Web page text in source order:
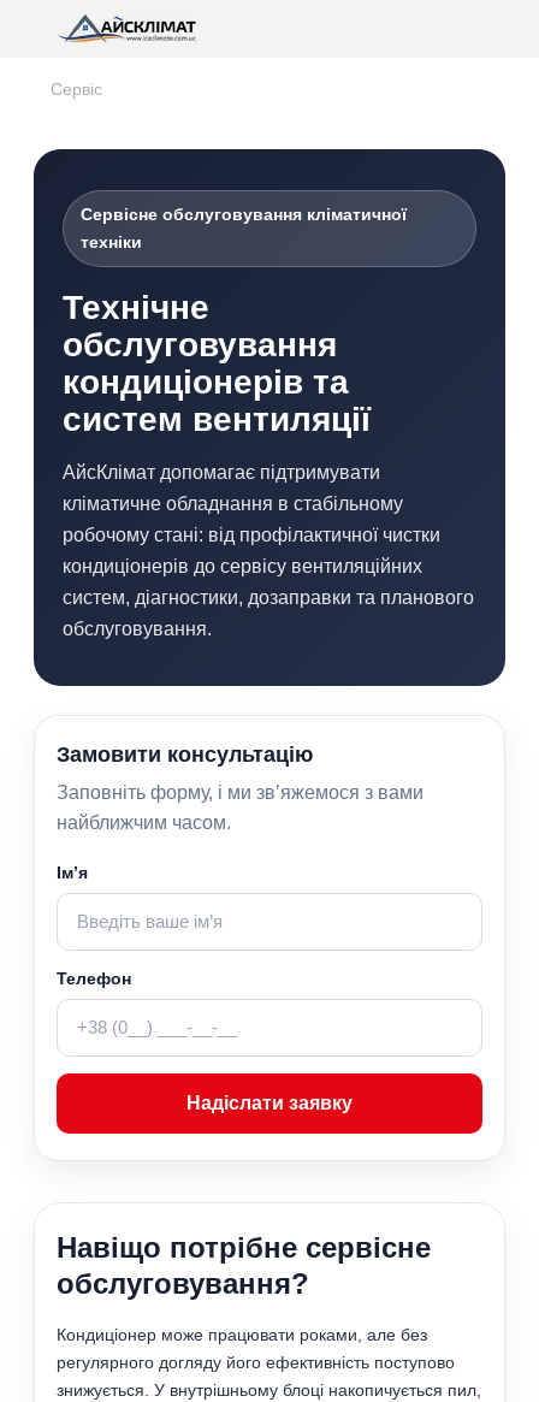
Сервіс
Сервісне обслуговування кліматичної
техніки
Технічне
обслуговування
кондиціонерів та
систем вентиляції
АйсКлімат допомагає підтримувати
кліматичне обладнання в стабільному
робочому стані: від профілактичної чистки
кондиціонерів до сервісу вентиляційних
систем, діагностики, дозаправки та планового
обслуговування.
Замовити консультацію
Заповніть форму, і ми зв’яжемося з вами
найближчим часом.
Ім’я
Телефон
Надіслати заявку
Навіщо потрібне сервісне
обслуговування?
Кондиціонер може працювати роками, але без
регулярного догляду його ефективність поступово
знижується. У внутрішньому блоці накопичується пил,